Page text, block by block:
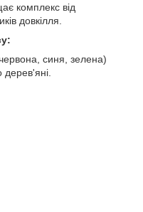
комплекс від
довкілля.
синя, зелена)